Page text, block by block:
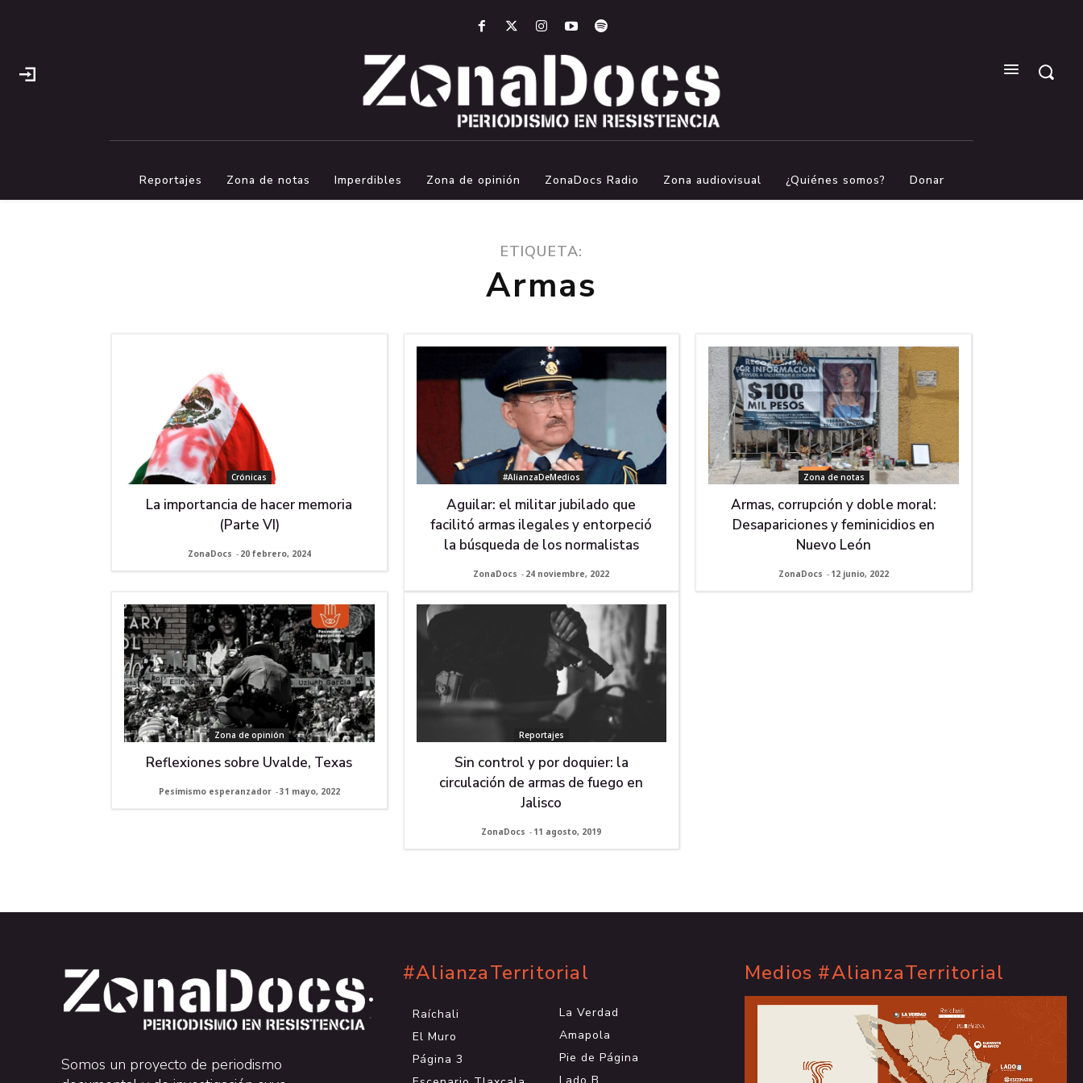
Reportajes Zona de notas Imperdibles Zona de opinión ZonaDocs Radio Zona audiovisual ¿Quiénes somos? Donar
ETIQUETA:
Armas
Crónicas
La importancia de hacer memoria
(Parte VI)
ZonaDocs - 20 febrero, 2024
#AlianzaDeMedios
Aguilar: el militar jubilado que
facilitó armas ilegales y entorpeció
la búsqueda de los normalistas
ZonaDocs - 24 noviembre, 2022
Zona de notas
Armas, corrupción y doble moral:
Desapariciones y feminicidios en
Nuevo León
ZonaDocs - 12 junio, 2022
Zona de opinión
Reflexiones sobre Uvalde, Texas
Pesimismo esperanzador -31 mayo, 2022
Reportajes
Sin control y por doquier: la
circulación de armas de fuego en
Jalisco
ZonaDocs - 11 agosto, 2019
.
.
Somos un proyecto de periodismo
#AlianzaTerritorial
Raíchali
El Muro
Página 3
.
La Verdad
Amapola
Pie de Página
Medios #AlianzaTerritorial